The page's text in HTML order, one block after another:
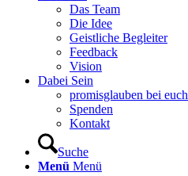
Das Team
Die Idee
Geistliche Begleiter
Feedback
Vision
Dabei Sein
promisglauben bei euch
Spenden
Kontakt
Suche
Menü Menü